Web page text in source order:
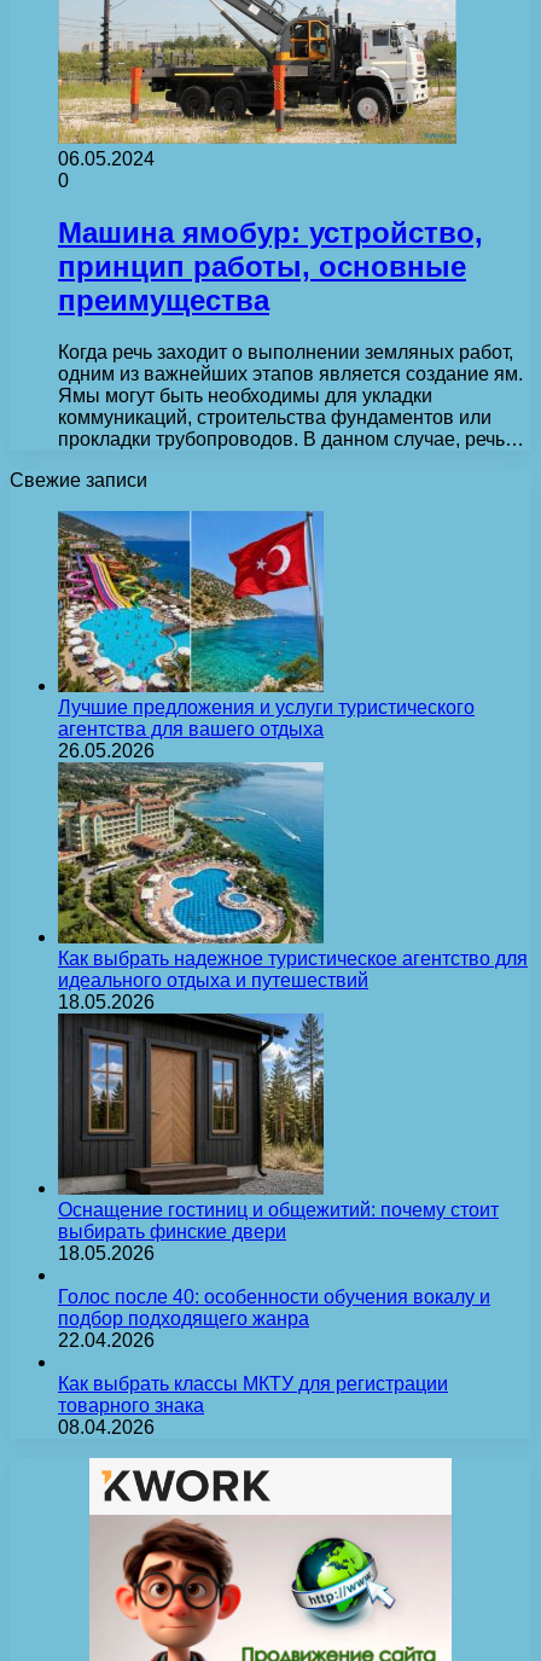
06.05.2024
0
Машина ямобур: устройство,
принцип работы, основные
преимущества
Когда речь заходит о выполнении земляных работ,
одним из важнейших этапов является создание ям.
Ямы могут быть необходимы для укладки
коммуникаций, строительства фундаментов или
прокладки трубопроводов. В данном случае, речь…
Свежие записи
Лучшие предложения и услуги туристического
агентства для вашего отдыха
26.05.2026
Как выбрать надежное туристическое агентство для
идеального отдыха и путешествий
18.05.2026
Оснащение гостиниц и общежитий: почему стоит
выбирать финские двери
18.05.2026
Голос после 40: особенности обучения вокалу и
подбор подходящего жанра
22.04.2026
Как выбрать классы МКТУ для регистрации
товарного знака
08.04.2026